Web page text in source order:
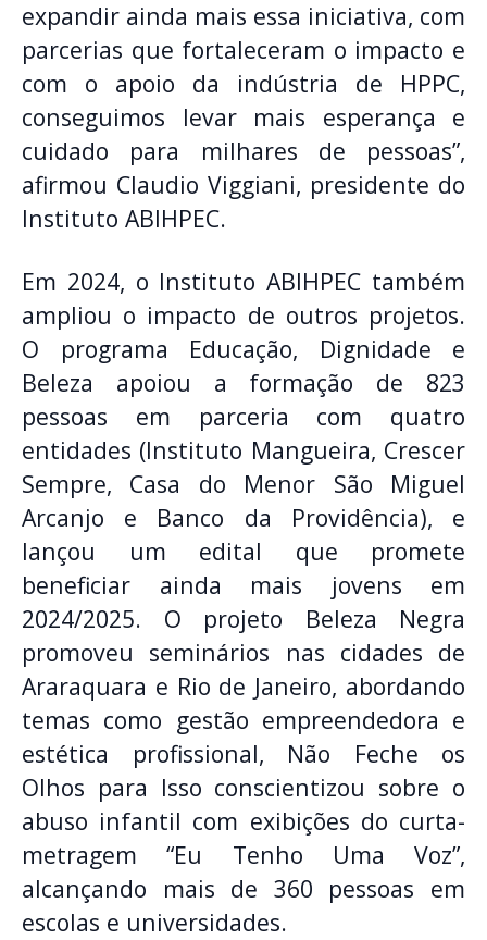
expandir ainda mais essa iniciativa, com
parcerias que fortaleceram o impacto e
com o apoio da indústria de HPPC,
conseguimos levar mais esperança e
cuidado para milhares de pessoas”,
afirmou Claudio Viggiani, presidente do
Instituto ABIHPEC.
Em 2024, o Instituto ABIHPEC também
ampliou o impacto de outros projetos.
O programa Educação, Dignidade e
Beleza apoiou a formação de 823
pessoas em parceria com quatro
entidades (Instituto Mangueira, Crescer
Sempre, Casa do Menor São Miguel
Arcanjo e Banco da Providência), e
lançou um edital que promete
beneficiar ainda mais jovens em
2024/2025. O projeto Beleza Negra
promoveu seminários nas cidades de
Araraquara e Rio de Janeiro, abordando
temas como gestão empreendedora e
estética profissional, Não Feche os
Olhos para Isso conscientizou sobre o
abuso infantil com exibições do curta-
metragem “Eu Tenho Uma Voz”,
alcançando mais de 360 pessoas em
escolas e universidades.